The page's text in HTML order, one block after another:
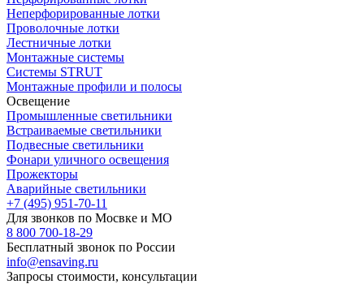
Неперфорированные лотки
Проволочные лотки
Лестничные лотки
Монтажные системы
Системы STRUT
Монтажные профили и полосы
Освещение
Промышленные светильники
Встраиваемые светильники
Подвесные светильники
Фонари уличного освещения
Прожекторы
Аварийные светильники
+7 (495) 951-70-11
Для звонков по Мосвке и МО
8 800 700-18-29
Бесплатный звонок по России
info@ensaving.ru
Запросы стоимости, консультации